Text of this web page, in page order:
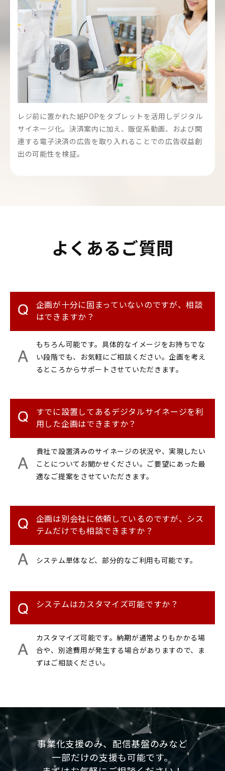
レジ前に置かれた紙POPをタブレットを活用しデジタル
サイネージ化。決済案内に加え、販促系動画、および関
連する電子決済の広告を取り入れることでの広告収益創
出の可能性を検証。
よくあるご質問
企画が十分に固まっていないのですが、相談
はできますか？
もちろん可能です。具体的なイメージをお持ちでな
い段階でも、お気軽にご相談ください。企画を考え
るところからサポートさせていただきます。
すでに設置してあるデジタルサイネージを利
用した企画はできますか？
貴社で設置済みのサイネージの状況や、実現したい
ことについてお聞かせください。ご要望にあった最
適なご提案をさせていただきます。
企画は別会社に依頼しているのですが、シス
テムだけでも相談できますか？
システム単体など、部分的なご利用も可能です。
システムはカスタマイズ可能ですか？
カスタマイズ可能です。納期が通常よりもかかる場
合や、別途費用が発生する場合がありますので、ま
ずはご相談ください。
事業化支援のみ、配信基盤のみなど
一部だけの支援も可能です。